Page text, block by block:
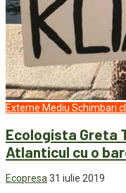
Externe Mediu Schimbari
Ecologista Greta
Atlanticul cu o
Ecopresa31 iulie 2019